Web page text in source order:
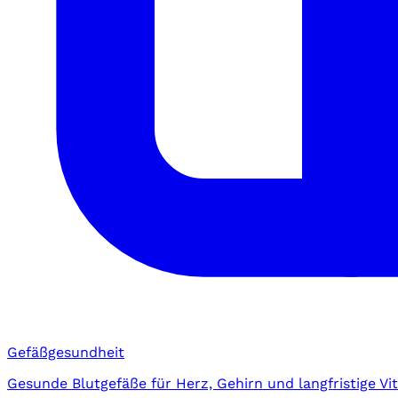
Gefäßgesundheit
Gesunde Blutgefäße für Herz, Gehirn und langfristige